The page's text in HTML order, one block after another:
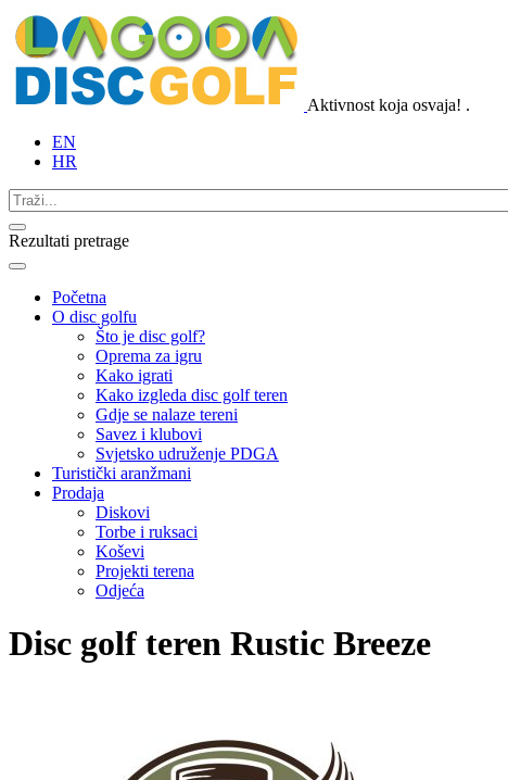
Aktivnost koja osvaja! .
EN
HR
Rezultati pretrage
Početna
O disc golfu
Što je disc golf?
Oprema za igru
Kako igrati
Kako izgleda disc golf teren
Gdje se nalaze tereni
Savez i klubovi
Svjetsko udruženje PDGA
Turistički aranžmani
Prodaja
Diskovi
Torbe i ruksaci
Koševi
Projekti terena
Odjeća
Disc golf teren Rustic Breeze